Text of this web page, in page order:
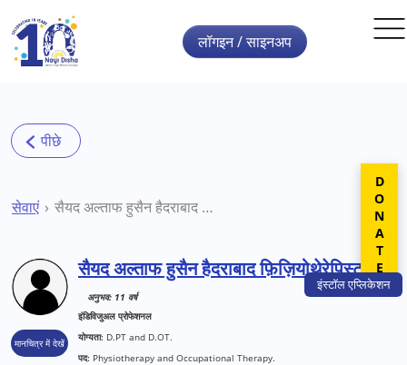
Skip to main content
इंस्टॉलएप्लिकेशन
लॉगइन / साइनअप
सेवाएं सैयद अल्ताफ हुसैन हैदराबाद फ़िज़ियोथेरेपिस्ट
मानचित्र में देखें
सैयद अल्ताफ हुसैन हैदराबाद फ़िज़ियोथेरेपिस्ट
अनुभव: 11 वर्ष
इंडिविजुअल प्रोफेशनल
योग्यता: D.PT and D.OT.
पद: Physiotherapy and Occupational Therapy.
DONATE